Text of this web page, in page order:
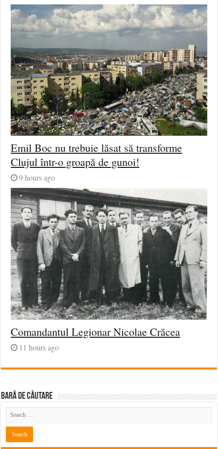
Emil Boc nu trebuie lăsat să transforme
Clujul într-o groapă de gunoi!
9 hours ago
Comandantul Legionar Nicolae Crăcea
11 hours ago
BARĂ DE CĂUTARE